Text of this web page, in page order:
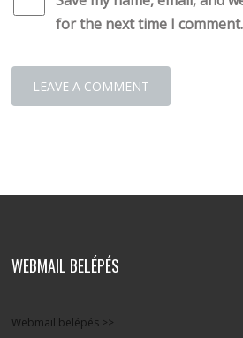
for the next time I comment.
WEBMAIL BELÉPÉS
Webmail belépés >>